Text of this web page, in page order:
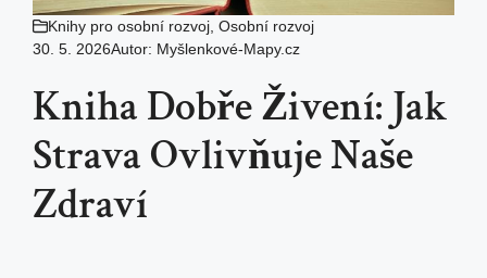
Knihy pro osobní rozvoj Osobní rozvoj
30. 5. 2026Autor: Myšlenkové-Mapy.cz
Kniha Dobře Živení: Jak
Strava Ovlivňuje Naše
Zdraví